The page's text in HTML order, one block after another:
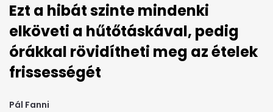
Ezt a hibát szinte mindenki
elköveti a hűtőtáskával, pedig
órákkal rövidítheti meg az ételek
frissességét
Pál Fanni